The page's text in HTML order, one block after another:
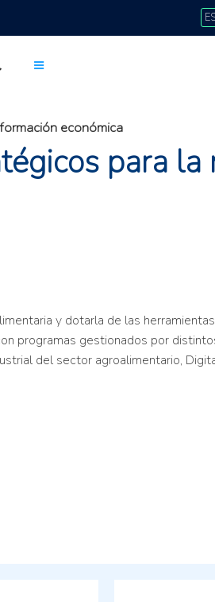
económica
para la
y dotarla de las
programas gestionados por
del sector agroalimentario,